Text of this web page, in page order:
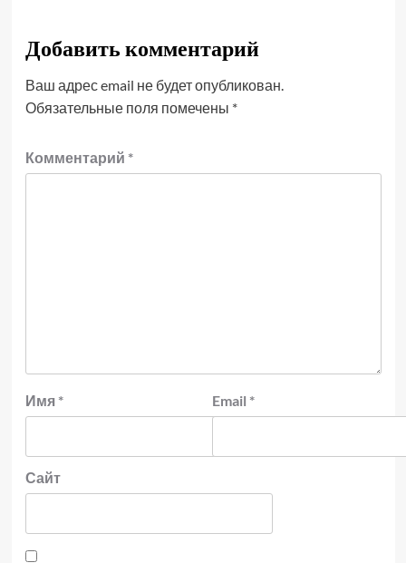
Добавить комментарий
Ваш адрес email не будет опубликован.
Обязательные поля помечены *
Комментарий *
Имя * Email *
Сайт